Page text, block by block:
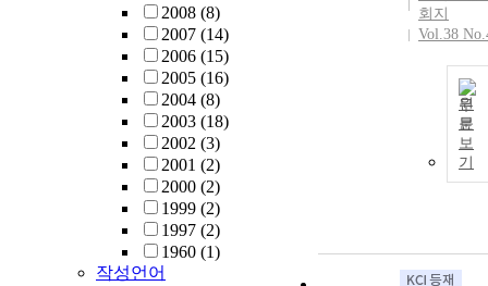
2008 (8)
2007 (14)
2006 (15)
2005 (16)
2004 (8)
2003 (18)
2002 (3)
2001 (2)
2000 (2)
1999 (2)
1997 (2)
1960 (1)
작성언어
회지
Vol.38
원
문
보
기